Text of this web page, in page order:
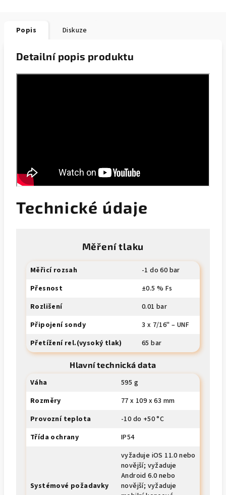
Popis Diskuze
Detailní popis produktu
Technické údaje
Měření tlaku
Měřicí rozsah
-1 do 60 bar
Přesnost
±0.5 % Fs
Rozlišení
0.01 bar
Připojení sondy
3 x 7/16" – UNF
Přetížení rel.(vysoký tlak)
65 bar
Hlavní technická data
Váha
595 g
Rozměry
77 x 109 x 63 mm
Provozní teplota
-10 do +50 °C
Třída ochrany
IP54
Systémové požadavky
vyžaduje iOS 11.0 nebo
novější; vyžaduje
Android 6.0 nebo
novější; vyžaduje